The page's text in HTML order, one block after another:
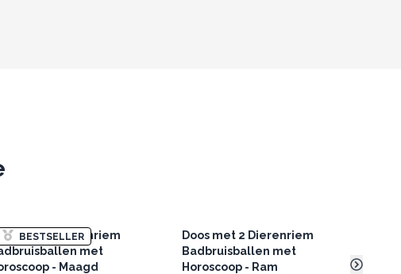
BESTSELLER
met 2 Dierenriem
met
- Maagd
Doos met 2 Dierenriem
Badbruisballen met
Horoscoop - Ram